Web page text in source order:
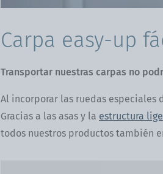
Carpa easy-up
Transportar nuestras carpas no
Al incorporar las ruedas especiales
Gracias a las asas y la estructura
todos nuestros productos también